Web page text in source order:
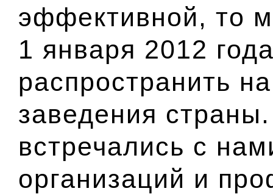
эффективной, то
1 января 2012
распространить
заведения
встречались с
организаций и